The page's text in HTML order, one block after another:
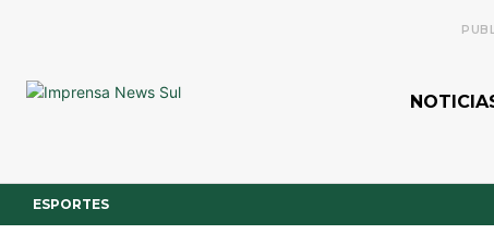
ESPORTES